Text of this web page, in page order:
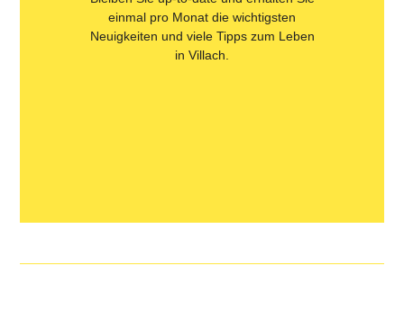
einmal pro Monat die wichtigsten
Neuigkeiten und viele Tipps zum Leben
in Villach.